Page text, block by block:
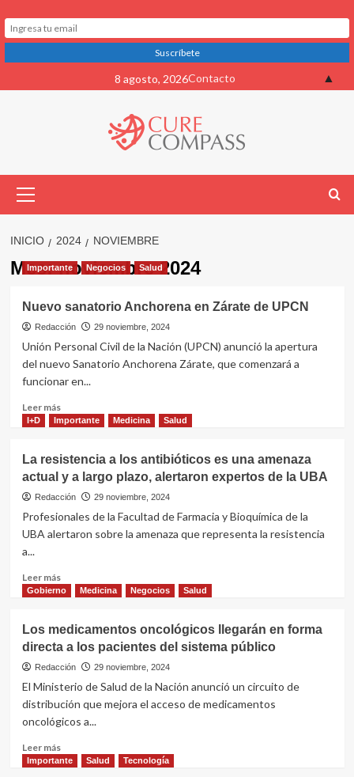
al
8 agosto, 2026Contacto
primario
INICIO 2024 NOVIEMBRE
Mes:noviembre 2024
Importante Negocios Salud
Nuevo sanatorio Anchorena en Zárate de UPCN
Redacción 29 noviembre, 2024
Unión Personal Civil de la Nación (UPCN) anunció la apertura
del nuevo Sanatorio Anchorena Zárate, que comenzará a
funcionar en...
Leer másLeer
más
sanatorio
Anchorena
en
Zárate
UPCN
I+D Importante Medicina Salud
La resistencia a los antibióticos es una amenaza
actual y a largo plazo, alertaron expertos de la UBA
Redacción 29 noviembre, 2024
Profesionales de la Facultad de Farmacia y Bioquímica de la
UBA alertaron sobre la amenaza que representa la resistencia
a...
Leer másLeer
más
resistencia
a
los
antibióticos
una
amenaza
y
a
Gobierno Medicina Negocios Salud
Los medicamentos oncológicos llegarán en forma
directa a los pacientes del sistema público
Redacción 29 noviembre, 2024
El Ministerio de Salud de la Nación anunció un circuito de
distribución que mejora el acceso de medicamentos
oncológicos a...
Leer másLeer
más
Importante Salud Tecnología
▲